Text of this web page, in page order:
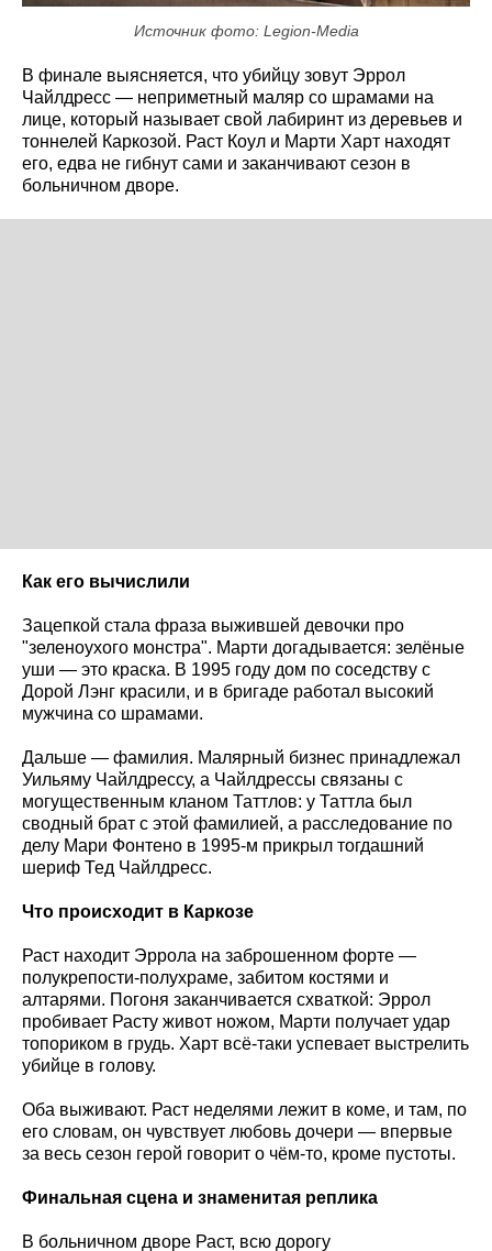
Источник фото: Legion-Media
В финале выясняется, что убийцу зовут Эррол
Чайлдресс — неприметный маляр со шрамами на
лице, который называет свой лабиринт из деревьев и
тоннелей Каркозой. Раст Коул и Марти Харт находят
его, едва не гибнут сами и заканчивают сезон в
больничном дворе.
Как его вычислили
Зацепкой стала фраза выжившей девочки про
"зеленоухого монстра". Марти догадывается: зелёные
уши — это краска. В 1995 году дом по соседству с
Дорой Лэнг красили, и в бригаде работал высокий
мужчина со шрамами.
Дальше — фамилия. Малярный бизнес принадлежал
Уильяму Чайлдрессу, а Чайлдрессы связаны с
могущественным кланом Таттлов: у Таттла был
сводный брат с этой фамилией, а расследование по
делу Мари Фонтено в 1995-м прикрыл тогдашний
шериф Тед Чайлдресс.
Что происходит в Каркозе
Раст находит Эррола на заброшенном форте —
полукрепости-полухраме, забитом костями и
алтарями. Погоня заканчивается схваткой: Эррол
пробивает Расту живот ножом, Марти получает удар
топориком в грудь. Харт всё-таки успевает выстрелить
убийце в голову.
Оба выживают. Раст неделями лежит в коме, и там, по
его словам, он чувствует любовь дочери — впервые
за весь сезон герой говорит о чём-то, кроме пустоты.
Финальная сцена и знаменитая реплика
В больничном дворе Раст, всю дорогу